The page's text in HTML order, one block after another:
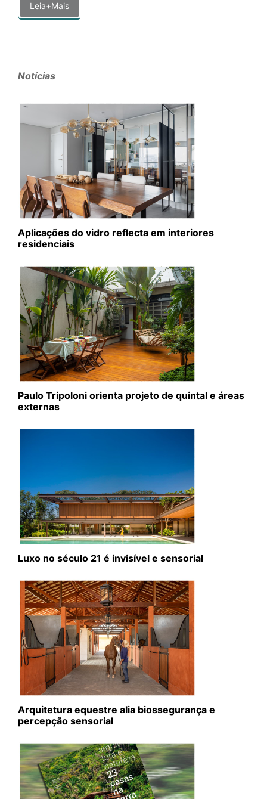
Leia+Mais
Notícias
Aplicações do vidro reflecta em interiores
residenciais
Paulo Tripoloni orienta projeto de quintal e áreas
externas
Luxo no século 21 é invisível e sensorial
Arquitetura equestre alia biossegurança e
percepção sensorial